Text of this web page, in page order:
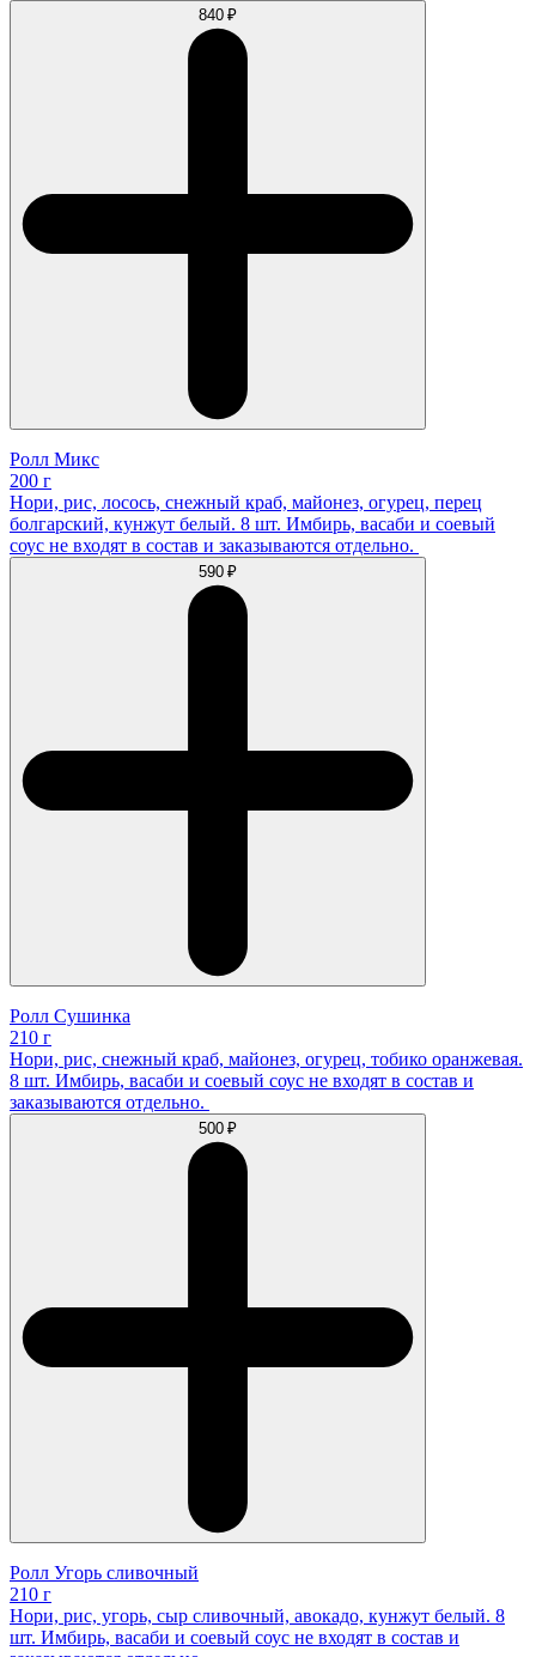
840 ₽
Ролл Микс
200 г
Нори, рис, лосось, снежный краб, майонез, огурец, перец
болгарский, кунжут белый. 8 шт. Имбирь, васаби и соевый
соус не входят в состав и заказываются отдельно.
590 ₽
Ролл Сушинка
210 г
Нори, рис, снежный краб, майонез, огурец, тобико оранжевая.
8 шт. Имбирь, васаби и соевый соус не входят в состав и
заказываются отдельно.
500 ₽
Ролл Угорь сливочный
210 г
Нори, рис, угорь, сыр сливочный, авокадо, кунжут белый. 8
шт. Имбирь, васаби и соевый соус не входят в состав и